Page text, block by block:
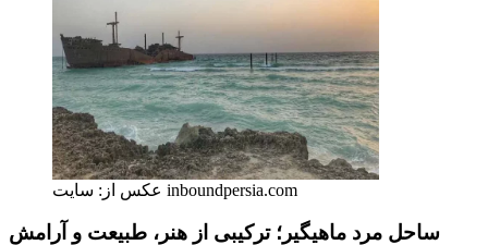
عکس از: سایت inboundpersia.com
ساحل مرد ماهیگیر؛ ترکیبی از هنر، طبیعت و آرامش